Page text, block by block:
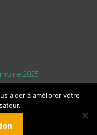
2025
aider à améliorer votre